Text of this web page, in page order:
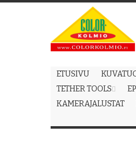
Content
ETUSIVU
TETHER TOOLS
KAMERAJALUSTAT